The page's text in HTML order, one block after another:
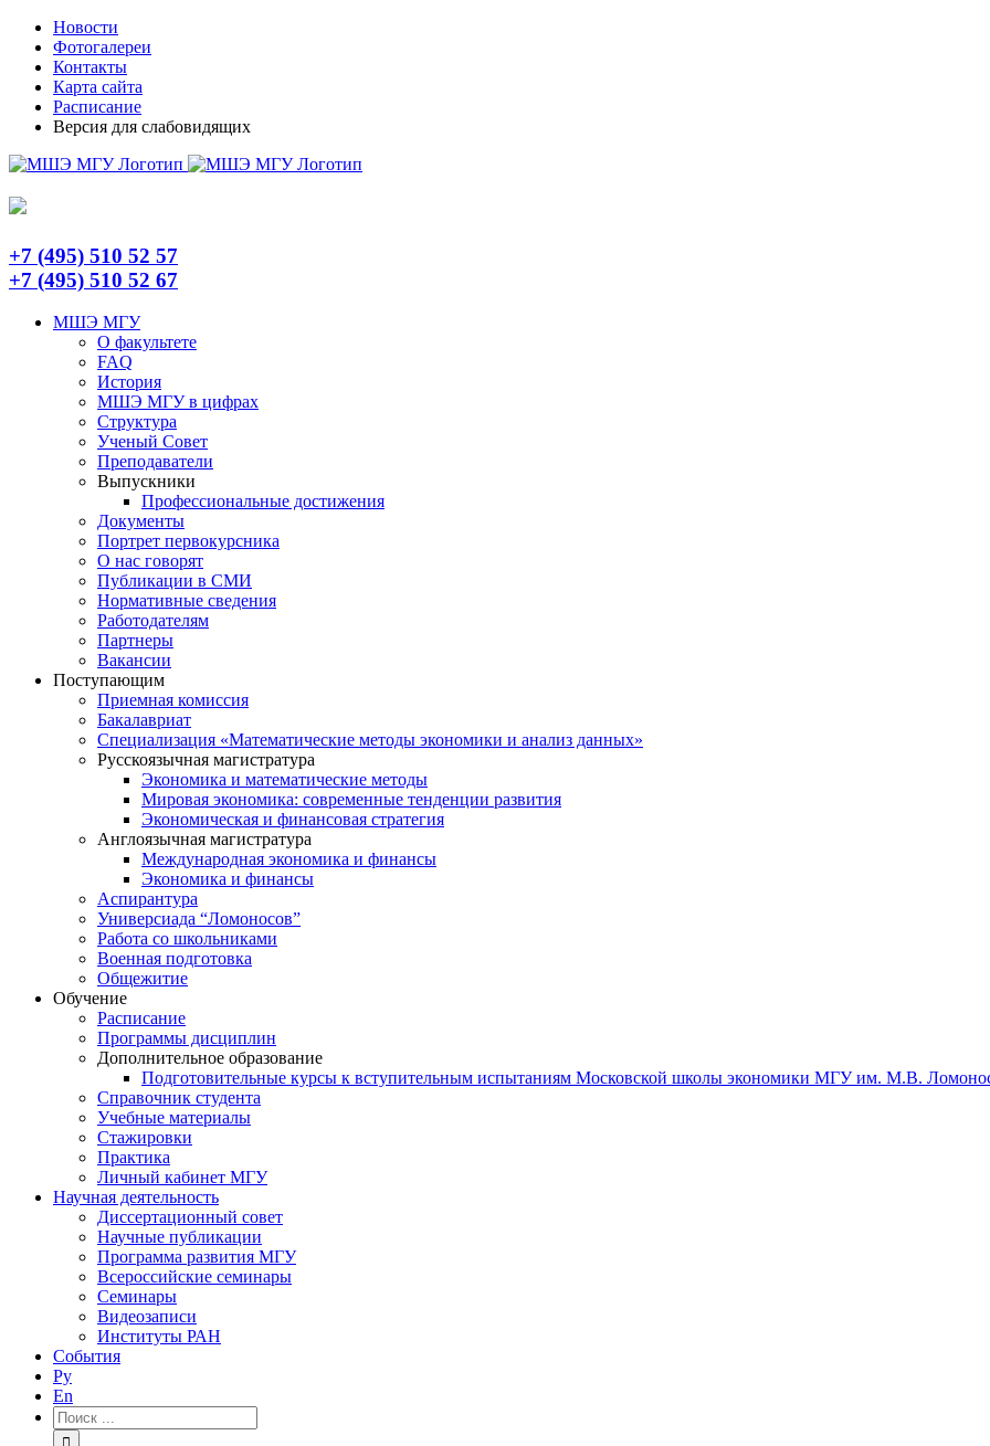
Skip
content
TelegramНовости
Фотогалереи
Контакты
Карта сайта
Расписание
Версия для слабовидящих
+7 (495) 510 52 57
+7 (495) 510 52 67
МШЭ МГУ
О факультете
FAQ
История
МШЭ МГУ в цифрах
Структура
Ученый Совет
Преподаватели
Выпускники
Профессиональные достижения
Документы
Портрет первокурсника
О нас говорят
Публикации в СМИ
Нормативные сведения
Работодателям
Партнеры
Вакансии
Поступающим
Приемная комиссия
Бакалавриат
Специализация «Математические методы экономики и анализ данных»
Русскоязычная магистратура
Экономика и математические методы
Мировая экономика: современные тенденции развития
Экономическая и финансовая стратегия
Англоязычная магистратура
Международная экономика и финансы
Экономика и финансы
Аспирантура
Универсиада “Ломоносов”
Работа со школьниками
Военная подготовка
Общежитие
Обучение
Расписание
Программы дисциплин
Дополнительное образование
Подготовительные курсы к вступительным испытаниям Московской школы экономики МГУ им. М.В.
Справочник студента
Учебные материалы
Стажировки
Практика
Личный кабинет МГУ
Научная деятельность
Диссертационный совет
Научные публикации
Программа развития МГУ
Всероссийские семинары
Семинары
Видеозаписи
Институты РАН
События
Ру
En
Результат
поиска: